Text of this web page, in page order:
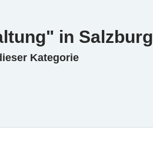
in Salzburg
Kategorie